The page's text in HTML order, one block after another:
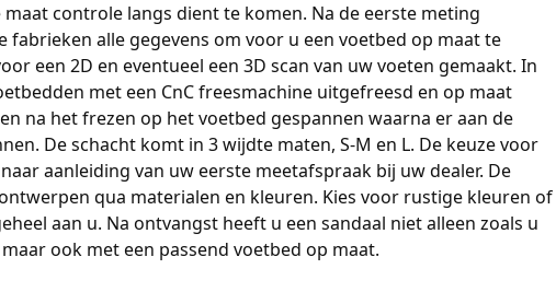
controle langs dient te komen. Na de eerste meting
fabrieken alle gegevens om voor u een voetbed op maat te
een 2D en eventueel een 3D scan van uw voeten gemaakt. In
met een CnC freesmachine uitgefreesd en op maat
na het frezen op het voetbed gespannen waarna er aan de
De schacht komt in 3 wijdte maten, S-M en L. De keuze voor
aanleiding van uw eerste meetafspraak bij uw dealer. De
qua materialen en kleuren. Kies voor rustige kleuren of
aan u. Na ontvangst heeft u een sandaal niet alleen zoals u
ook met een passend voetbed op maat.